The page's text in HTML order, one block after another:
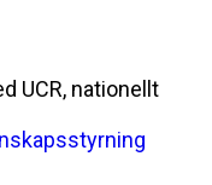
UCR, nationellt